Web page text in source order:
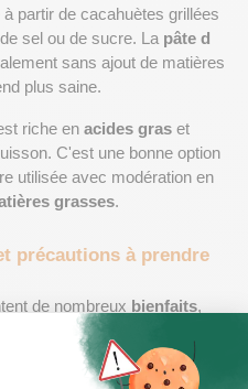
partir de cacahuètes grillées
sel ou de sucre. La pâte d
sans ajout de matières
plus saine.
riche en acides gras et
C'est une bonne option
utilisée avec modération en
grasses.
précautions à prendre
de nombreux bienfaits,
le monde. Les personnes
doivent éviter tout produit
entraîner des symptômes